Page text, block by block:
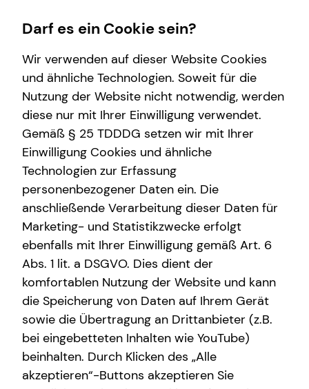
Wissenswertes
Interview
Über mich
Über tecis
Finanzberatung
Arbeitskraftabsicherung
Investment
Altersvorsorge
Betriebliche Altersvorsorge
Kindervorsorge
Immobilienfinanzierung
Private Krankenvorsorge
Sach- und Vermögenssicherung
Gewerbliche Versicherungen
Service
Kundenportal
Schadenabwicklung
Karriere-Infos
Karrierechancen
Initiativbewerbung
Das ist tecis
Darf es ein Cookie sein?
Wir verwenden auf dieser Website Cookies
und ähnliche Technologien. Soweit für die
Nutzung der Website nicht notwendig, werden
diese nur mit Ihrer Einwilligung verwendet.
Gemäß § 25 TDDDG setzen wir mit Ihrer
Einwilligung Cookies und ähnliche
Technologien zur Erfassung
personenbezogener Daten ein. Die
anschließende Verarbeitung dieser Daten für
Marketing- und Statistikzwecke erfolgt
ebenfalls mit Ihrer Einwilligung gemäß Art. 6
Abs. 1 lit. a DSGVO. Dies dient der
komfortablen Nutzung der Website und kann
die Speicherung von Daten auf Ihrem Gerät
sowie die Übertragung an Drittanbieter (z.B.
bei eingebetteten Inhalten wie YouTube)
beinhalten. Durch Klicken des „Alle
akzeptieren“-Buttons akzeptieren Sie